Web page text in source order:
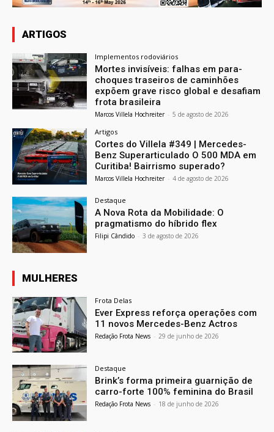
ARTIGOS
Implementos rodoviários
Mortes invisíveis: falhas em para-
choques traseiros de caminhões
expõem grave risco global e desafiam
frota brasileira
Marcos Villela Hochreiter - 5 de agosto de 2026
Artigos
Cortes do Villela #349 | Mercedes-
Benz Superarticulado O 500 MDA em
Curitiba! Bairrismo superado?
Marcos Villela Hochreiter - 4 de agosto de 2026
Destaque
A Nova Rota da Mobilidade: O
pragmatismo do híbrido flex
Filipi Cândido - 3 de agosto de 2026
MULHERES
Frota Delas
Ever Express reforça operações com
11 novos Mercedes-Benz Actros
Redação Frota News - 29 de junho de 2026
Destaque
Brink’s forma primeira guarnição de
carro-forte 100% feminina do Brasil
Redação Frota News - 18 de junho de 2026